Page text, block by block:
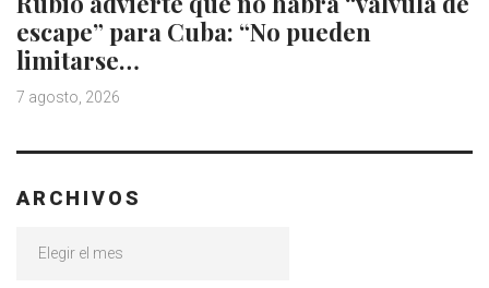
escape” para Cuba: “No pueden
limitarse…
7 agosto, 2026
ARCHIVOS